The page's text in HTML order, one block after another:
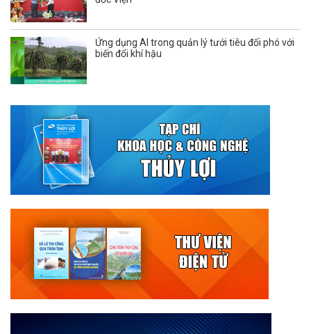
Ứng dụng AI trong quản lý tưới tiêu đối phó với
biến đổi khí hậu